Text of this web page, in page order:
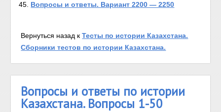
Вопросы и ответы. Вариант 2200 — 2250
Вернуться назад кТесты по истории Казахстана.
Сборники тестов по истории Казахстана.
Вопросы и ответы по истории
Казахстана. Вопросы 1-50